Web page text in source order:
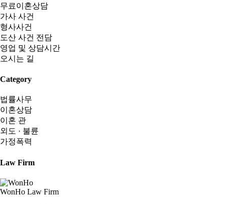
무료이혼상담
가사 사건
형사사건
도산 사건 전담
영업 및 상담시간
오시는 길
Category
법률사무
이혼상담
이혼 관
외도 · 불륜
가정폭력
Law Firm
WonHo Law Firm